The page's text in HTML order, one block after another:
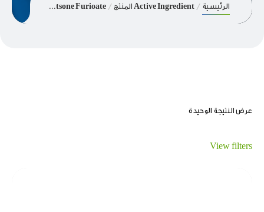
الرئيسية Active Ingredient المنتج Momentsone Furioate
عرض النتيجة الوحيدة
View filters